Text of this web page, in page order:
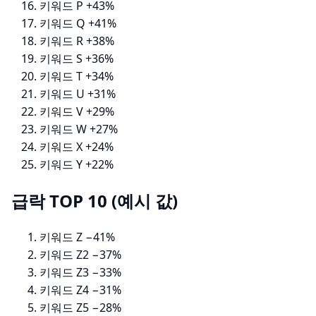
키워드 P +43%
키워드 Q +41%
키워드 R+38%
키워드 S +36%
키워드 T+34%
키워드 U +31%
키워드 V+29%
키워드 W+27%
키워드 X+24%
키워드 Y+22%
급락 TOP 10 (예시 값)
키워드 Z −41%
키워드 Z2 −37%
키워드 Z3 −33%
키워드 Z4 −31%
키워드 Z5 −28%